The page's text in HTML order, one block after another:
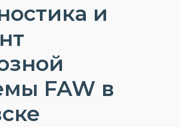
и
FAW в